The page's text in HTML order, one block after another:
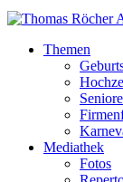
Themen
Mediathek
Fotos